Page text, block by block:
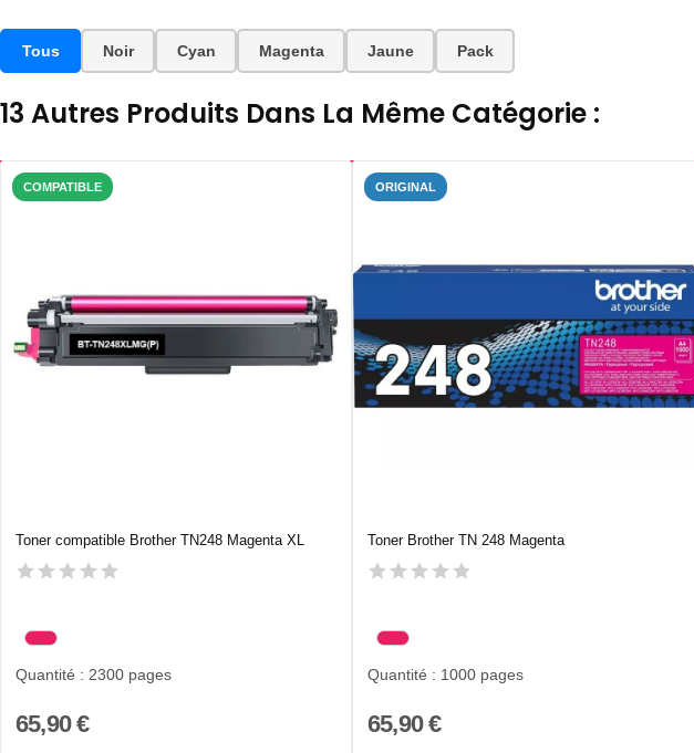
Tous Noir Cyan Magenta Jaune Pack
13 Autres Produits Dans La Même Catégorie :
COMPATIBLE
Toner compatible Brother TN248 Magenta XL
Quantité : 2300 pages
65,90 €
ORIGINAL
Toner Brother TN 248 Magenta
Quantité : 1000 pages
65,90 €